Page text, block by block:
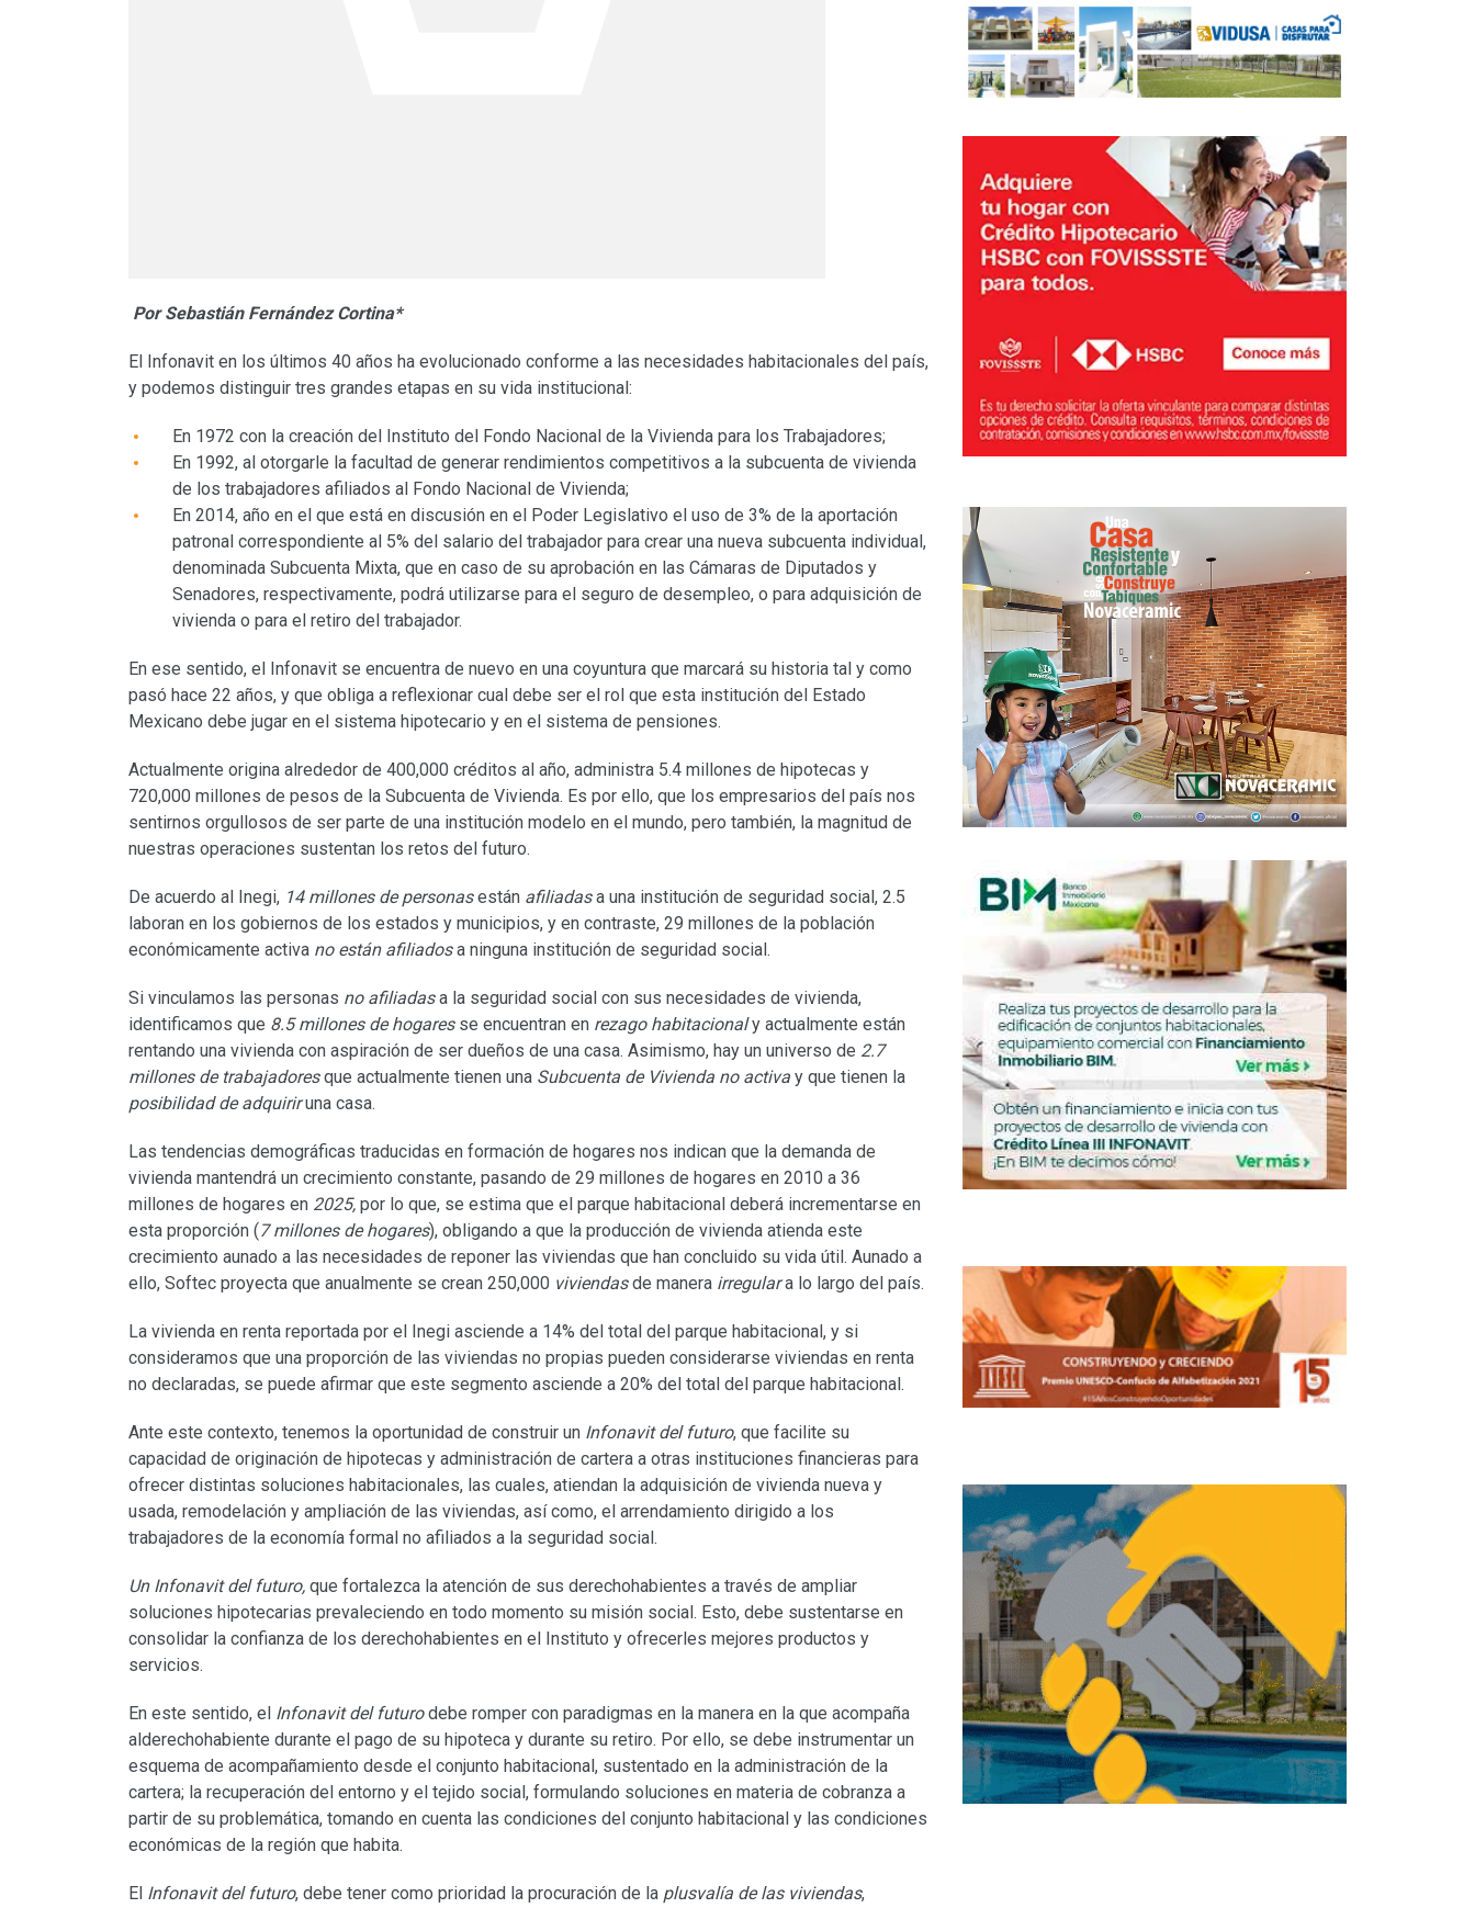
Por Sebastián Fernández Cortina*
El Infonavit en los últimos 40 años ha evolucionado conforme a las necesidades habitacionales del país,
y podemos distinguir tres grandes etapas en su vida institucional:
En 1972 con la creación del Instituto del Fondo Nacional de la Vivienda para los Trabajadores;
En 1992, al otorgarle la facultad de generar rendimientos competitivos a la subcuenta de vivienda
de los trabajadores afiliados al Fondo Nacional de Vivienda;
En 2014, año en el que está en discusión en el Poder Legislativo el uso de 3% de la aportación
patronal correspondiente al 5% del salario del trabajador para crear una nueva subcuenta individual,
denominada Subcuenta Mixta, que en caso de su aprobación en las Cámaras de Diputados y
Senadores, respectivamente, podrá utilizarse para el seguro de desempleo, o para adquisición de
vivienda o para el retiro del trabajador.
En ese sentido, el Infonavit se encuentra de nuevo en una coyuntura que marcará su historia tal y como
pasó hace 22 años, y que obliga a reflexionar cual debe ser el rol que esta institución del Estado
Mexicano debe jugar en el sistema hipotecario y en el sistema de pensiones.
Actualmente origina alrededor de 400,000 créditos al año, administra 5.4 millones de hipotecas y
720,000 millones de pesos de la Subcuenta de Vivienda. Es por ello, que los empresarios del país nos
sentirnos orgullosos de ser parte de una institución modelo en el mundo, pero también, la magnitud de
nuestras operaciones sustentan los retos del futuro.
De acuerdo al Inegi, 14 millones de personasestán afiliadasa una institución de seguridad social, 2.5
laboran en los gobiernos de los estados y municipios, y en contraste, 29 millones de la población
económicamente activa no están afiliadosa ninguna institución de seguridad social.
Si vinculamos las personas no afiliadasa la seguridad social con sus necesidades de vivienda,
identificamos que 8.5 millones de hogaresse encuentran en rezago habitacionaly actualmente están
rentando una vivienda con aspiración de ser dueños de una casa. Asimismo, hay un universo de 2.7
millones de trabajadoresque actualmente tienen una Subcuenta de Vivienda no activa y que tienen la
posibilidad de adquiriruna casa.
Las tendencias demográficas traducidas en formación de hogares nos indican que la demanda de
vivienda mantendrá un crecimiento constante, pasando de 29 millones de hogares en 2010 a 36
millones de hogares en 2025, por lo que, se estima que el parque habitacional deberá incrementarse en
esta proporción (7 millones de hogares), obligando a que la producción de vivienda atienda este
crecimiento aunado a las necesidades de reponer las viviendas que han concluido su vida útil. Aunado a
ello, Softec proyecta que anualmente se crean 250,000 viviendasde manera irregulara lo largo del país.
La vivienda en renta reportada por el Inegi asciende a 14% del total del parque habitacional, y si
consideramos que una proporción de las viviendas no propias pueden considerarse viviendas en renta
no declaradas, se puede afirmar que este segmento asciende a 20% del total del parque habitacional.
Ante este contexto, tenemos la oportunidad de construir un Infonavit del futuro, que facilite su
capacidad de originación de hipotecas y administración de cartera a otras instituciones financieras para
ofrecer distintas soluciones habitacionales, las cuales, atiendan la adquisición de vivienda nueva y
usada, remodelación y ampliación de las viviendas, así como, el arrendamiento dirigido a los
trabajadores de la economía formal no afiliados a la seguridad social.
Un Infonavit del futuro, que fortalezca la atención de sus derechohabientes a través de ampliar
soluciones hipotecarias prevaleciendo en todo momento su misión social. Esto, debe sustentarse en
consolidar la confianza de los derechohabientes en el Instituto y ofrecerles mejores productos y
servicios.
En este sentido, el Infonavit del futurodebe romper con paradigmas en la manera en la que acompaña
alderechohabiente durante el pago de su hipoteca y durante su retiro. Por ello, se debe instrumentar un
esquema de acompañamiento desde el conjunto habitacional, sustentado en la administración de la
cartera; la recuperación del entorno y el tejido social, formulando soluciones en materia de cobranza a
partir de su problemática, tomando en cuenta las condiciones del conjunto habitacional y las condiciones
económicas de la región que habita.
El Infonavit del futuro, debe tener como prioridad la procuración de la plusvalía de las viviendas,